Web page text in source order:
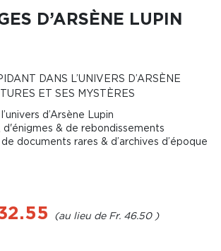
D’ARSÈNE LUPIN
DANS L’UNIVERS D’ARSÈNE
ET SES MYSTÈRES
d’Arsène Lupin
d'énigmes & de rebondissements
documents rares & d’archives d’époque
Fr. 46.50